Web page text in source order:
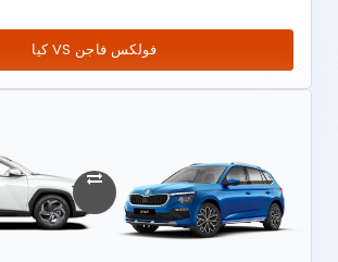
فولكس فاجن VS كيا